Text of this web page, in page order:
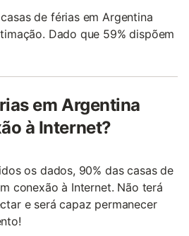
de férias em Argentina
Dado que 59% dispõem
em Argentina
à Internet?
os dados, 90% das casas de
conexão à Internet. Não terá
e será capaz permanecer